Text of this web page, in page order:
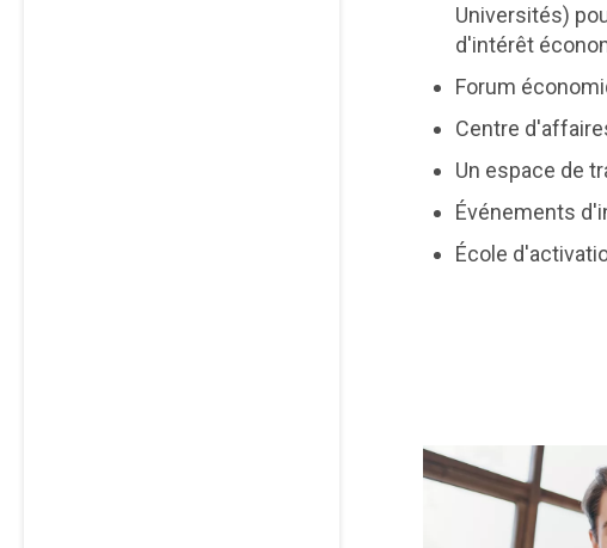
Universités)
d'intérêt
Forum
Centre
Un espace de
Événements
École